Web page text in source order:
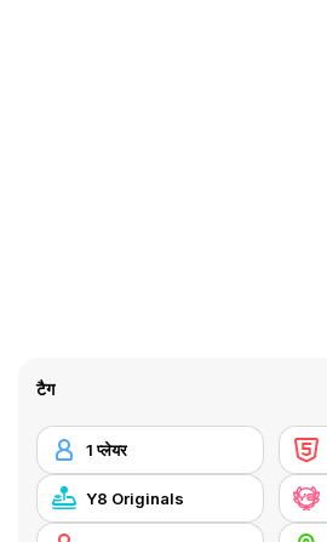
टैग
1 प्लेयर
Y8 Originals